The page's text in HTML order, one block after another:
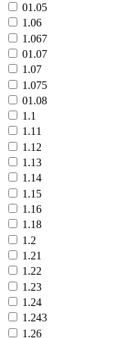
01.05
1.06
1.067
01.07
1.07
1.075
01.08
1.1
1.11
1.12
1.13
1.14
1.15
1.16
1.18
1.2
1.21
1.22
1.23
1.24
1.243
1.26